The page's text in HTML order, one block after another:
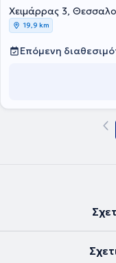
Χειμάρρας 3,
19,9 km
Επόμενη